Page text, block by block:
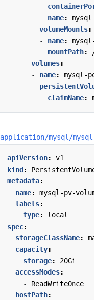
-
name:
mysql
volumeMounts:
- name:
mountPath:
volumes:
- name:
mysql-
claimName:
application/mysql/
apiVersion:
v1
kind :
metadata:
name:
mysql-pv-
labels:
type:
local
spec:
storageClassName:
capacity:
storage:
20Gi
accessModes:
- ReadWriteOnce
hostPath: